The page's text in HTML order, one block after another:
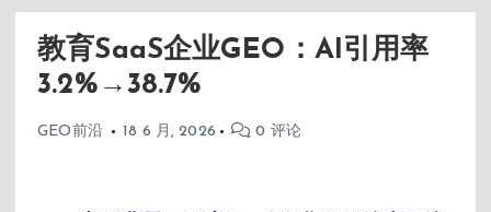
教育SaaS企业GEO：AI引用率
3.2%→38.7%
GEO前沿 18 6 月, 2026 0 评论